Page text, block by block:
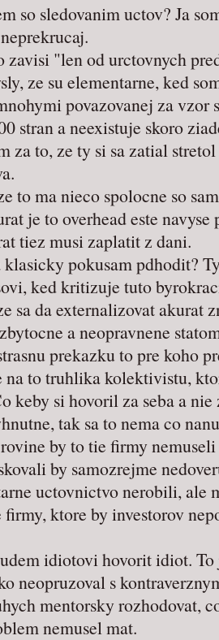
so sledovanim uctov? Ja
zavisi "len od urctovnych
ze su elementarne, ked
povazovanej za vzor
stran a neexistuje skoro
za to, ze ty si sa zatial
to ma nieco spolocne so
je to overhead este
tiez musi zaplatit z dani.
klasicky pokusam pdhodit?
ked kritizuje tuto
sa da externalizovat akurat
a neopravnene
prekazku to pre koho
na to truhlika kolektivistu,
keby si hovoril za seba a
tak sa to nema co
by to tie firmy
by samozrejme
uctovnictvo nerobili, ale
ktore by investorov
idiotovi hovorit idiot. To
neopruzoval s
mentorsky rozhodovat,
nemusel mat.